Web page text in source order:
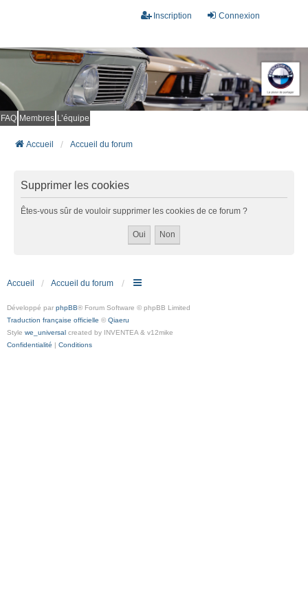
Connexion
Inscription
FAQ Membres L’équipe
Accueil Accueil du forum
Supprimer les cookies
Êtes-vous sûr de vouloir supprimer les cookies de ce forum ?
Accueil Accueil du forum
Développé par phpBB® Forum Software © phpBB Limited
Traduction française officielle © Qiaeru
Style we_universal created by INVENTEA & v12mike
Confidentialité | Conditions